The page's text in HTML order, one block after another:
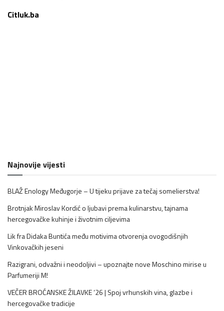
Citluk.ba
Najnovije vijesti
BLAŽ Enology Međugorje – U tijeku prijave za tečaj somelierstva!
Brotnjak Miroslav Kordić o ljubavi prema kulinarstvu, tajnama
hercegovačke kuhinje i životnim ciljevima
Lik fra Didaka Buntića među motivima otvorenja ovogodišnjih
Vinkovačkih jeseni
Razigrani, odvažni i neodoljivi – upoznajte nove Moschino mirise u
Parfumeriji M!
VEČER BROĆANSKE ŽILAVKE ’26 | Spoj vrhunskih vina, glazbe i
hercegovačke tradicije